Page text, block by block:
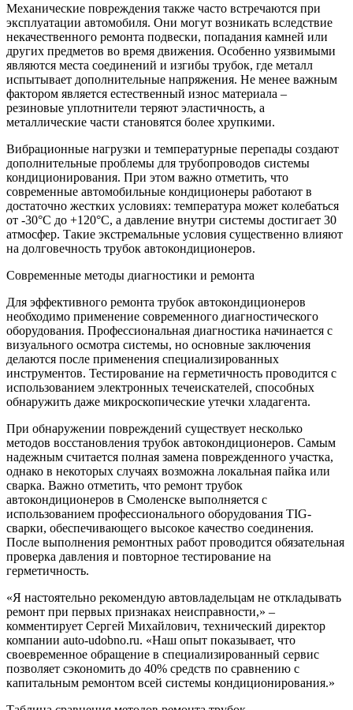
Механические повреждения также часто встречаются при
эксплуатации автомобиля. Они могут возникать вследствие
некачественного ремонта подвески, попадания камней или
других предметов во время движения. Особенно уязвимыми
являются места соединений и изгибы трубок, где металл
испытывает дополнительные напряжения. Не менее важным
фактором является естественный износ материала –
резиновые уплотнители теряют эластичность, а
металлические части становятся более хрупкими.
Вибрационные нагрузки и температурные перепады создают
дополнительные проблемы для трубопроводов системы
кондиционирования. При этом важно отметить, что
современные автомобильные кондиционеры работают в
достаточно жестких условиях: температура может колебаться
от -30°C до +120°C, а давление внутри системы достигает 30
атмосфер. Такие экстремальные условия существенно влияют
на долговечность трубок автокондиционеров.
Современные методы диагностики и ремонта
Для эффективного ремонта трубок автокондиционеров
необходимо применение современного диагностического
оборудования. Профессиональная диагностика начинается с
визуального осмотра системы, но основные заключения
делаются после применения специализированных
инструментов. Тестирование на герметичность проводится с
использованием электронных течеискателей, способных
обнаружить даже микроскопические утечки хладагента.
При обнаружении повреждений существует несколько
методов восстановления трубок автокондиционеров. Самым
надежным считается полная замена поврежденного участка,
однако в некоторых случаях возможна локальная пайка или
сварка. Важно отметить, что ремонт трубок
автокондиционеров в Смоленске выполняется с
использованием профессионального оборудования TIG-
сварки, обеспечивающего высокое качество соединения.
После выполнения ремонтных работ проводится обязательная
проверка давления и повторное тестирование на
герметичность.
«Я настоятельно рекомендую автовладельцам не откладывать
ремонт при первых признаках неисправности,» –
комментирует Сергей Михайлович, технический директор
компании auto-udobno.ru. «Наш опыт показывает, что
своевременное обращение в специализированный сервис
позволяет сэкономить до 40% средств по сравнению с
капитальным ремонтом всей системы кондиционирования.»